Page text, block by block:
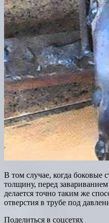
В том случае, когда
толщину, перед
делается точно таким же
отверстия в трубе под
Поделиться в соцсетях